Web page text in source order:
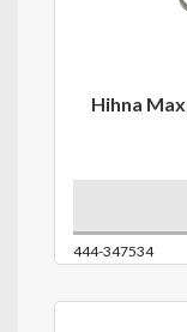
Hihna
444-347534